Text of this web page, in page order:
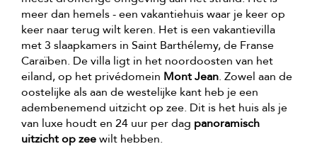
meer dan hemels - een vakantiehuis waar je keer op
keer naar terug wilt keren. Het is een vakantievilla
met 3 slaapkamers in Saint Barthélemy, de Franse
Caraïben. De villa ligt in het noordoosten van het
eiland, op het privédomein Mont Jean. Zowel aan de
oostelijke als aan de westelijke kant heb je een
adembenemend uitzicht op zee. Dit is het huis als je
van luxe houdt en 24 uur per dag panoramisch
uitzicht op zeewilt hebben.